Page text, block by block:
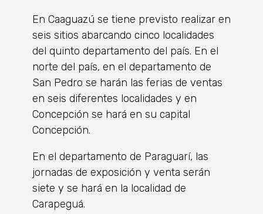
En Caaguazú se tiene previsto realizar en
seis sitios abarcando cinco localidades
del quinto departamento del país. En el
norte del país, en el departamento de
San Pedro se harán las ferias de ventas
en seis diferentes localidades y en
Concepción se hará en su capital
Concepción.
En el departamento de Paraguarí, las
jornadas de exposición y venta serán
siete y se hará en la localidad de
Carapeguá.